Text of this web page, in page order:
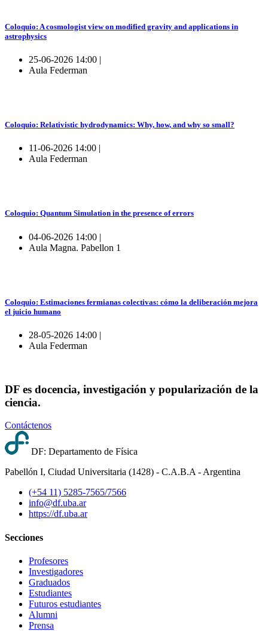
Coloquio: A cosmologist view on modified gravity and applications in
astrophysics
25-06-2026 14:00 |
Aula Federman
Coloquio: Relativistic hydrodynamics: Why, how, and why so small?
11-06-2026 14:00 |
Aula Federman
Coloquio: Quantum Simulation in the presence of errors
04-06-2026 14:00 |
Aula Magna. Pabellon 1
Coloquio: Estimaciones fermianas colectivas: cómo la deliberación mejora
el juicio humano
28-05-2026 14:00 |
Aula Federman
DF es docencia, investigación y popularización de la
ciencia.
Contáctenos
DF: Departamento de Física
Pabellón I, Ciudad Universitaria (1428) - C.A.B.A - Argentina
(+54 11) 5285-7565/7566
info@df.uba.ar
https://df.uba.ar
Secciones
Profesores
Investigadores
Graduados
Estudiantes
Futuros estudiantes
Alumni
Prensa